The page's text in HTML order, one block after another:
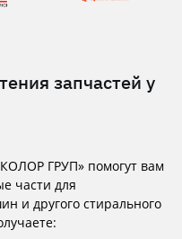
запчастей у
ГРУП» помогут вам
части для
и другого стирального